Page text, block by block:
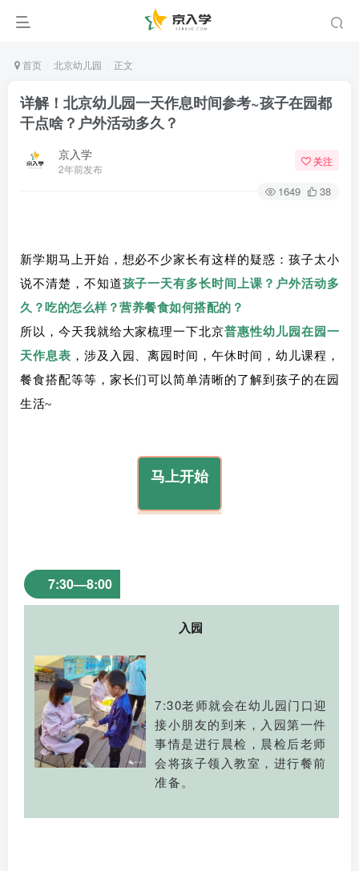
首页 北京幼儿园 正文
详解！北京幼儿园一天作息时间参考~孩子在园都
干点啥？户外活动多久​？
京入学
2年前发布
关注
1649 38
新学期马上开始，想必不少家长有这样的疑惑：孩子太小
说不清楚，不知道孩子一天有多长时间上课？ 户外活动多
久？吃的怎么样？营养餐食如何搭配的？
所以，今天我就给大家梳理一下北京普惠性幼儿园在园一
天作息表 ，涉及入园、离园时间，午休时间，幼儿课程，
餐食搭配等等，家长们可以简单清晰的了解到孩子的在园
生活~
马上开始
7:30—8:00
入园
7:30老师就会在幼儿园门口迎
接小朋友的到来，入园第一件
事情是进行晨检，晨检后老师
会将孩子领入教室，进行餐前
准备。